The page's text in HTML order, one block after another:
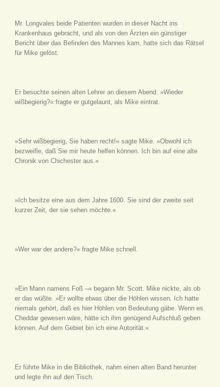
Mr. Longvales beide Patienten wurden in dieser Nacht ins
Krankenhaus gebracht, und als von den Ärzten ein günstiger
Bericht über das Befinden des Mannes kam, hatte sich das Rätsel
für Mike gelöst.
Er besuchte seinen alten Lehrer an diesem Abend. »Wieder
wißbegierig?« fragte er gutgelaunt, als Mike eintrat.
»Sehr wißbegierig, Sie haben recht!« sagte Mike. »Obwohl ich
bezweifle, daß Sie mir heute helfen können. Ich bin auf eine alte
Chronik von Chichester aus.«
»Ich besitze eine aus dem Jahre 1600. Sie sind der zweite seit
kurzer Zeit, der sie sehen möchte.«
»Wer war der andere?« fragte Mike schnell.
»Ein Mann namens Foß –« begann Mr. Scott. Mike nickte, als ob
er das wüßte. »Er wollte etwas über die Höhlen wissen. Ich hatte
niemals gehört, daß es hier Höhlen von Bedeutung gäbe. Wenn es
Cheddar gewesen wäre, hätte ich ihm genügend Aufschluß geben
können. Auf dem Gebiet bin ich eine Autorität.«
Er führte Mike in die Bibliothek, nahm einen alten Band herunter
und legte ihn auf den Tisch.